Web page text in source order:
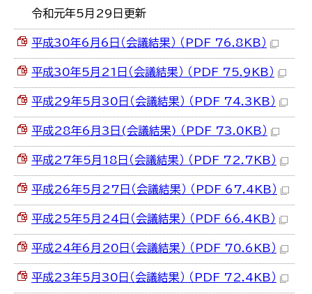
令和元年5月29日更新
平成30年6月6日（会議結果） （PDF 76.8KB）
平成30年5月21日（会議結果） （PDF 75.9KB）
平成29年5月30日（会議結果） （PDF 74.3KB）
平成28年6月3日(会議結果) （PDF 73.0KB）
平成27年5月18日（会議結果） （PDF 72.7KB）
平成26年5月27日（会議結果） （PDF 67.4KB）
平成25年5月24日（会議結果） （PDF 66.4KB）
平成24年6月20日（会議結果） （PDF 70.6KB）
平成23年5月30日（会議結果） （PDF 72.4KB）